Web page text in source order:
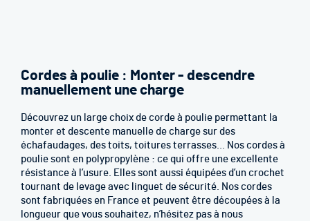
Cordes à poulie : Monter - descendre
manuellement une charge
Découvrez un large choix de corde à poulie permettant la
monter et descente manuelle de charge sur des
échafaudages, des toits, toitures terrasses… Nos cordes à
poulie sont en polypropylène : ce qui offre une excellente
résistance à l’usure. Elles sont aussi équipées d’un crochet
tournant de levage avec linguet de sécurité. Nos cordes
sont fabriquées en France et peuvent être découpées à la
longueur que vous souhaitez, n’hésitez pas à nous